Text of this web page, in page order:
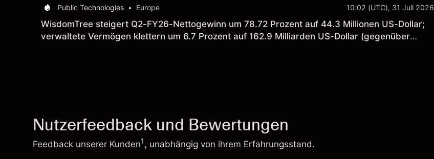
Public Technologies • Europe 10:02 (UTC), 31 Juli 2026
WisdomTree steigert Q2-FY26-Nettogewinn um 78.72 Prozent auf 44.3 Millionen US-Dollar;
verwaltete Vermögen klettern um 6.7 Prozent auf 162.9 Milliarden US-Dollar (gegenüber
Nutzerfeedback und Bewertungen
Feedback unserer Kunden1, unabhängig von ihrem Erfahrungsstand.